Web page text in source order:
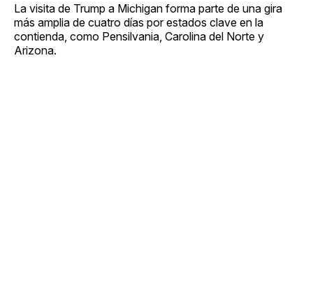
La visita de Trump a Michigan forma parte de una gira
más amplia de cuatro días por estados clave en la
contienda, como Pensilvania, Carolina del Norte y
Arizona.